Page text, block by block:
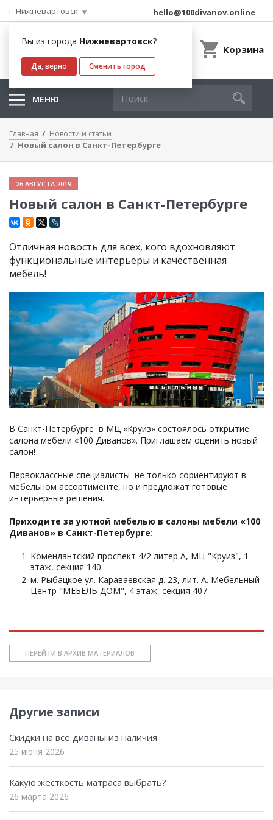
г. Нижневартовск
Вы из города Нижневартовск?
Да, верно Сменить город
hello@100divanov.online
Корзина
МЕНЮ
Главная Новости и статьи
Новый салон в Санкт-Петербурге
26 АВГУСТА 2019
Новый салон в Санкт-Петербурге
Отличная новость для всех, кого вдохновляют
функциональные интерьеры и качественная
мебель!
В Санкт-Петербурге в МЦ «Круиз» состоялось открытие
салона мебели «100 Диванов». Приглашаем оценить новый
салон!
Первоклассные специалисты не только сориентируют в
мебельном ассортименте, но и предложат готовые
интерьерные решения.
Приходите за уютной мебелью в салоны мебели «100
Диванов» в Санкт-Петербурге:
Комендантский проспект 4/2 литер А, МЦ "Круиз", 1
этаж, секция 140
м. Рыбацкое ул. Караваевская д. 23, лит. А. Мебельный
Центр "МЕБЕЛЬ ДОМ", 4 этаж, секция 407
ПЕРЕЙТИ В АРХИВ МАТЕРИАЛОВ
Другие записи
Скидки на все диваны из наличия
25 июня 2026
Какую жесткость матраса выбрать?
26 марта 2026